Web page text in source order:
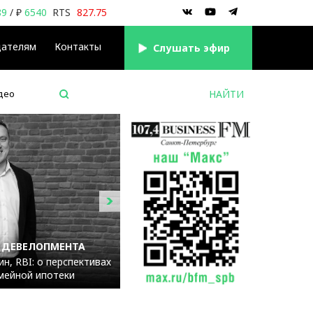
Контакты Cлушать эфир
/ ₽ 6540 RTS 827.75
ДЕВЕЛОПМЕНТА
RBI: о перспективах
ипотеки